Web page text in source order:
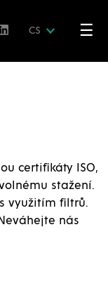
CS ☰
certifikáty ISO,
stažení.
využitím filtrů.
nás